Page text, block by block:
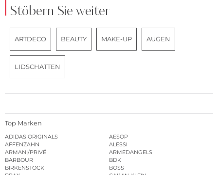
Stöbern Sie weiter
ARTDECO BEAUTY MAKE-UP AUGEN
LIDSCHATTEN
Top Marken
ADIDAS ORIGINALS
AESOP
AFFENZAHN
ALESSI
ARMANI/PRIVÉ
ARMEDANGELS
BARBOUR
BDK
BIRKENSTOCK
BOSS